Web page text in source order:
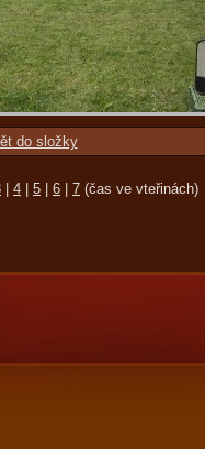
do složky
4 5 6 7 (čas ve vteřinách)